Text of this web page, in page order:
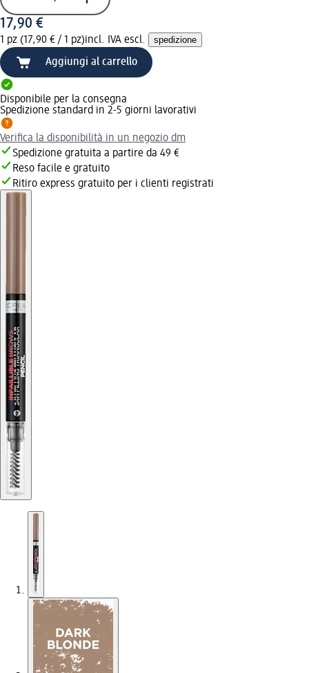
17,90 €
1 pz (17,90 € / 1 pz)incl. IVA escl. spedizione
Aggiungi al carrello
Disponibile per la consegna
Spedizione standard in 2-5 giorni lavorativi
Verifica la disponibilità in un negozio dm
Spedizione gratuita a partire da 49 €
Reso facile e gratuito
Ritiro express gratuito per i clienti registrati